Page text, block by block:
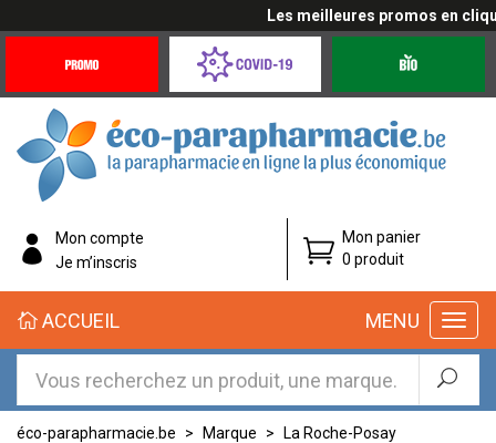
Les meilleures promos en
Offres
Coronavirus
éco-
parapharmacie.fr
éco-
parapharmacie.fr
Mon compte
Je m’inscris
Mon panier
0 produit
MENU
ACCUEIL
éco-parapharmacie.be Marque
La Roche-Posay